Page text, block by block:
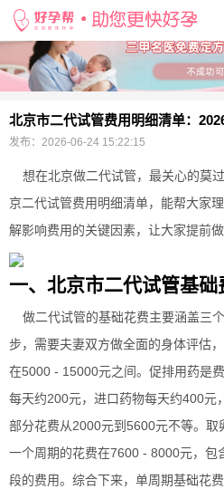
当前位置：
北京市二代试管费用明细清单：
发布： 2026-06-24 15:22:15
想在北京做二代试管，最关心的莫
京二代试管费用明细清单，能帮大家
解影响费用的关键因素，让大家提前做
一、北京市二代试管基础
做二代试管的基础花费主要涵盖三
步，需要夫妻双方做全面的身体评估
在5000 - 15000元之间。促排用药是
每天约200元，进口药物每天约400元
部分花费从2000元到5600元不等。取
一个周期的花费在7600 - 8000元，包
段的费用。综合下来，单周期基础花